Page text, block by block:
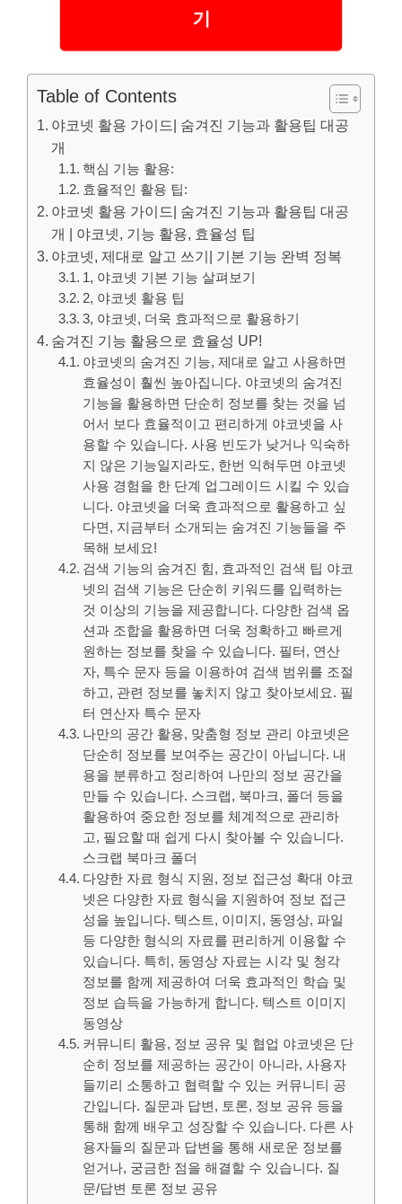
기
Table of Contents
야코넷 활용 가이드| 숨겨진 기능과 활용팁 대공
개
핵심 기능 활용:
효율적인 활용 팁:
야코넷 활용 가이드| 숨겨진 기능과 활용팁 대공
개 | 야코넷, 기능 활용, 효율성 팁
야코넷, 제대로 알고 쓰기| 기본 기능 완벽 정복
1, 야코넷 기본 기능 살펴보기
2, 야코넷 활용 팁
3, 야코넷, 더욱 효과적으로 활용하기
숨겨진 기능 활용으로 효율성 UP!
야코넷의 숨겨진 기능, 제대로 알고 사용하면
효율성이 훨씬 높아집니다. 야코넷의 숨겨진
기능을 활용하면 단순히 정보를 찾는 것을 넘
어서 보다 효율적이고 편리하게 야코넷을 사
용할 수 있습니다. 사용 빈도가 낮거나 익숙하
지 않은 기능일지라도, 한번 익혀두면 야코넷
사용 경험을 한 단계 업그레이드 시킬 수 있습
니다. 야코넷을 더욱 효과적으로 활용하고 싶
다면, 지금부터 소개되는 숨겨진 기능들을 주
목해 보세요!
검색 기능의 숨겨진 힘, 효과적인 검색 팁 야코
넷의 검색 기능은 단순히 키워드를 입력하는
것 이상의 기능을 제공합니다. 다양한 검색 옵
션과 조합을 활용하면 더욱 정확하고 빠르게
원하는 정보를 찾을 수 있습니다. 필터, 연산
자, 특수 문자 등을 이용하여 검색 범위를 조절
하고, 관련 정보를 놓치지 않고 찾아보세요. 필
터 연산자 특수 문자
나만의 공간 활용, 맞춤형 정보 관리 야코넷은
단순히 정보를 보여주는 공간이 아닙니다. 내
용을 분류하고 정리하여 나만의 정보 공간을
만들 수 있습니다. 스크랩, 북마크, 폴더 등을
활용하여 중요한 정보를 체계적으로 관리하
고, 필요할 때 쉽게 다시 찾아볼 수 있습니다.
스크랩 북마크 폴더
다양한 자료 형식 지원, 정보 접근성 확대 야코
넷은 다양한 자료 형식을 지원하여 정보 접근
성을 높입니다. 텍스트, 이미지, 동영상, 파일
등 다양한 형식의 자료를 편리하게 이용할 수
있습니다. 특히, 동영상 자료는 시각 및 청각
정보를 함께 제공하여 더욱 효과적인 학습 및
정보 습득을 가능하게 합니다. 텍스트 이미지
동영상
커뮤니티 활용, 정보 공유 및 협업 야코넷은 단
순히 정보를 제공하는 공간이 아니라, 사용자
들끼리 소통하고 협력할 수 있는 커뮤니티 공
간입니다. 질문과 답변, 토론, 정보 공유 등을
통해 함께 배우고 성장할 수 있습니다. 다른 사
용자들의 질문과 답변을 통해 새로운 정보를
얻거나, 궁금한 점을 해결할 수 있습니다. 질
문/답변 토론 정보 공유